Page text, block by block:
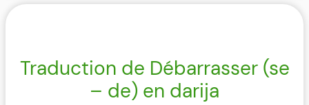
Traduction de Débarrasser (se
– de) en darija